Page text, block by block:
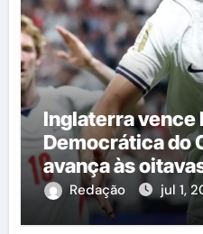
Inglaterra vence
Democrática do
avança às
Mundo
Redação jul 1,